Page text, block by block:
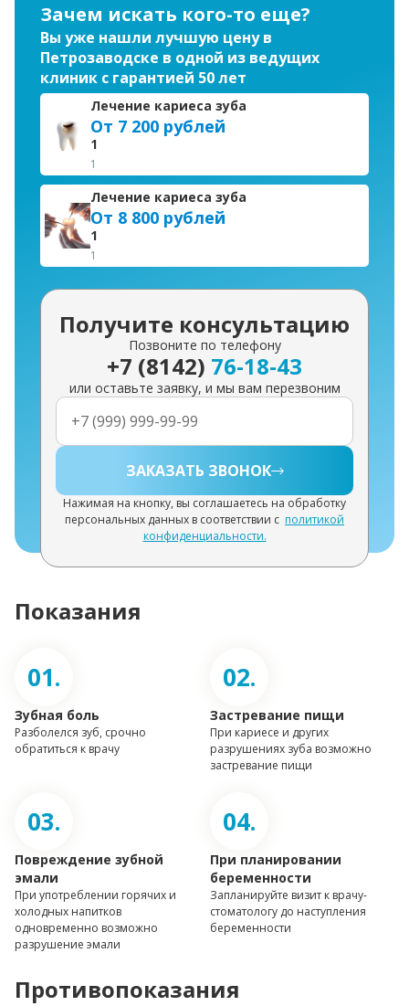
Зачем искать кого-то еще?
Вы уже нашли лучшую цену в
Петрозаводске в одной из ведущих
клиник с гарантией 50 лет
Лечение кариеса зуба
От 7 200 рублей
1
1
Лечение кариеса зуба
От 8 800 рублей
1
1
Получите консультацию
Позвоните по телефону
+7 (8142) 76-18-43
или оставьте заявку, и мы вам перезвоним
ЗАКАЗАТЬ ЗВОНОК
Нажимая на кнопку, вы соглашаетесь на обработку
персональных данных в соответствии с политикой
конфиденциальности.
Показания
Зубная боль
Разболелся зуб, срочно
обратиться к врачу
Застревание пищи
При кариесе и других
разрушениях зуба возможно
застревание пищи
Повреждение зубной
эмали
При употреблении горячих и
холодных напитков
одновременно возможно
разрушение эмали
При планировании
беременности
Запланируйте визит к врачу-
стоматологу до наступления
беременности
Противопоказания